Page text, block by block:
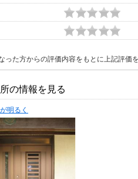
った方からの評価内容をもとに上記評価を
の情報を見る
明るく